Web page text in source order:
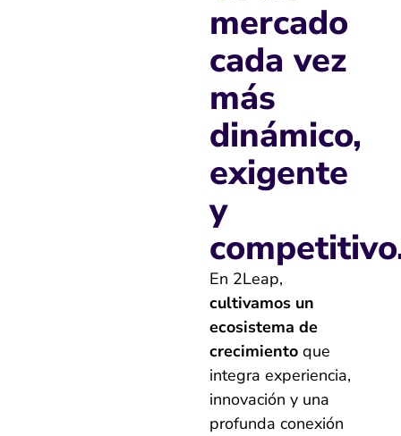
mercado
cada vez
más
dinámico,
exigente
y
En 2Leap,
cultivamos un
ecosistema de
crecimiento que
integra experiencia,
innovación y una
profunda conexión